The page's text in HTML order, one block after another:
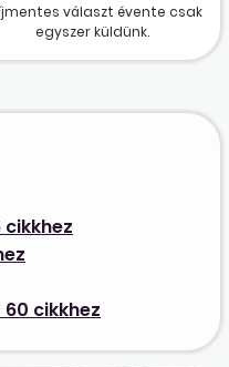
választ évente csak
egyszer küldünk.
cikkhez